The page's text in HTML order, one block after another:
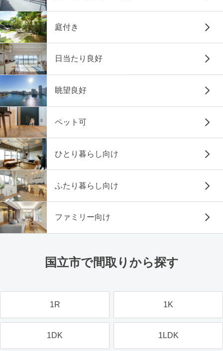
庭付き
日当たり良好
眺望良好
ペット可
ひとり暮らし向け
ふたり暮らし向け
ファミリー向け
国立市で間取りから探す
1R 1K
1DK 1LDK